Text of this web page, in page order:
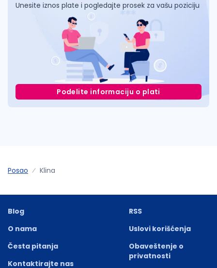
Unesite iznos plate i pogledajte prosek za vašu poziciju
Podelite informaciju o plati
Posao Klina
Blog
O nama
Česta pitanja
Kontaktirajte nas
RSS
Uslovi korišćenja
Obaveštenje o
privatnosti